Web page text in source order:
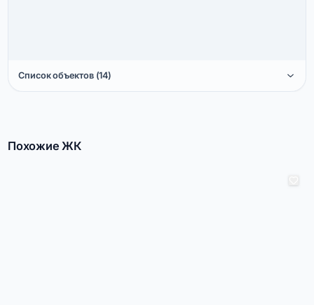
Список объектов (14)
Похожие ЖК